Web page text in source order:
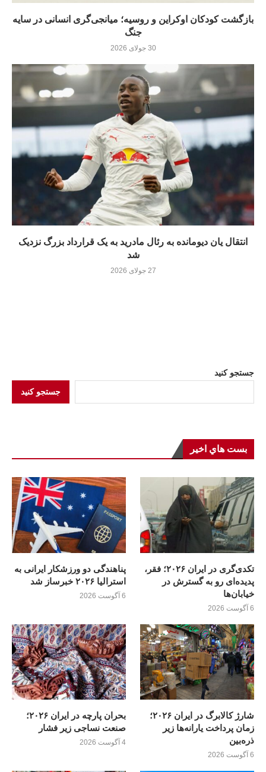
بازگشت کودکان اوکراین و روسیه؛ میانجی‌گری انسانی در سایه
جنگ
30 جولای 2026
انتقال یان دیومانده به رئال مادرید به یک قرارداد بزرگ نزدیک
شد
27 جولای 2026
جستجو کنید
جستجو کنید
بست هاي اخير
تکدی‌گری در ایران ۲۰۲۶؛ فقر،
پدیده‌ای رو به گسترش در
خیابان‌ها
6 آگوست 2026
پناهندگی دو ورزشکار ایرانی به
استرالیا ۲۰۲۶ خبرساز شد
6 آگوست 2026
شارژ کالابرگ در ایران ۲۰۲۶؛
زمان پرداخت یارانه‌ها زیر
ذره‌بین
6 آگوست 2026
بحران پارچه در ایران ۲۰۲۶؛
صنعت نساجی زیر فشار
4 آگوست 2026